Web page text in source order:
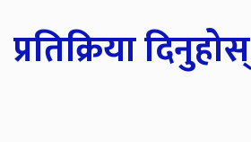
प्रतिक्रिया दिनुहोस्